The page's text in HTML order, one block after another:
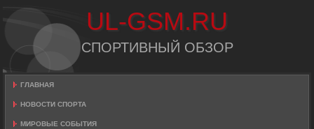
UL-GSM.RU
СПОРТИВНЫЙ ОБЗОР
ГЛАВНАЯ
НОВОСТИ СПОРТА
МИРОВЫЕ СОБЫТИЯ